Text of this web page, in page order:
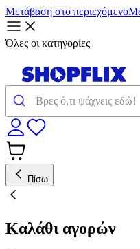
Μετάβαση στο περιεχόμενο
Όλες οι κατηγορίες
Πίσω
Καλάθι αγορών